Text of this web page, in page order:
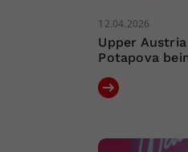
12.04.2026
Upper
Potapova